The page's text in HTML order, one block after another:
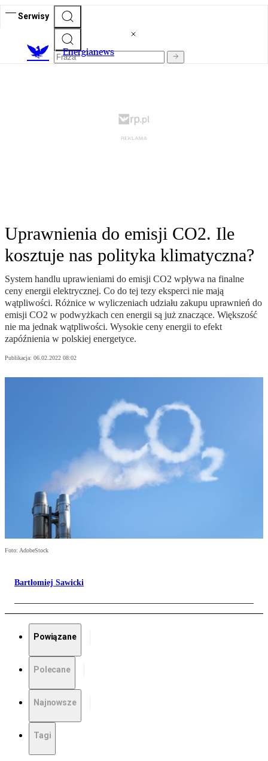
Serwisy
Energianews
Uprawnienia do emisji CO2. Ile
kosztuje nas polityka klimatyczna?
System handlu uprawieniami do emisji CO2 wpływa na finalne
ceny energii elektrycznej. Co do tej tezy eksperci nie mają
wątpliwości. Różnice w wyliczeniach udziału zakupu uprawnień do
emisji CO2 w podwyżkach cen energii są już znaczące. Większość
nie ma jednak wątpliwości. Wysokie ceny energii to efekt
zapóźnienia w polskiej energetyce.
Publikacja: 06.02.2022 08:02
Foto: AdobeStock
Bartłomiej Sawicki
Powiązane
Polecane
Najnowsze
Tagi